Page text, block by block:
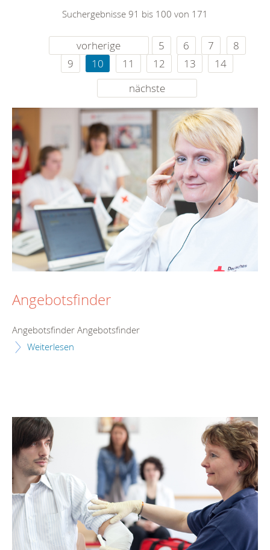
Suchergebnisse 91 bis 100 von 171
vorherige 5 6 7
8
9
10 11 12 13
14
nächste
Angebotsfinder
Angebotsfinder Angebotsfinder
Weiterlesen